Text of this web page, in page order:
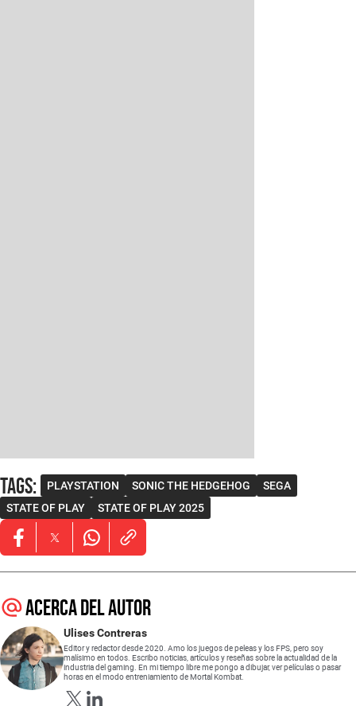
Tags: PLAYSTATION SONIC THE HEDGEHOG
SEGA
STATE OF PLAY
STATE OF PLAY 2025
Opens in new window
Opens in new window
Opens in new window
Acerca del autor
Ulises Contreras
Editor y redactor desde 2020. Amo los juegos de peleas y los FPS, pero soy
malísimo en todos. Escribo noticias, artículos y reseñas sobre la actualidad de la
industria del gaming. En mi tiempo libre me pongo a dibujar, ver películas o pasar
horas en el modo entreniamiento de Mortal Kombat.